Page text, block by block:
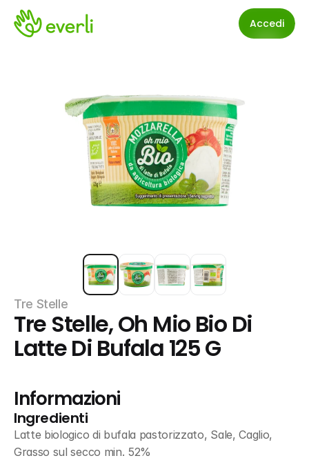
Accedi
Tre Stelle
Tre Stelle, Oh Mio Bio Di
Latte Di Bufala 125 G
Informazioni
Ingredienti
Latte biologico di bufala pastorizzato, Sale, Caglio,
Grasso sul secco min. 52%